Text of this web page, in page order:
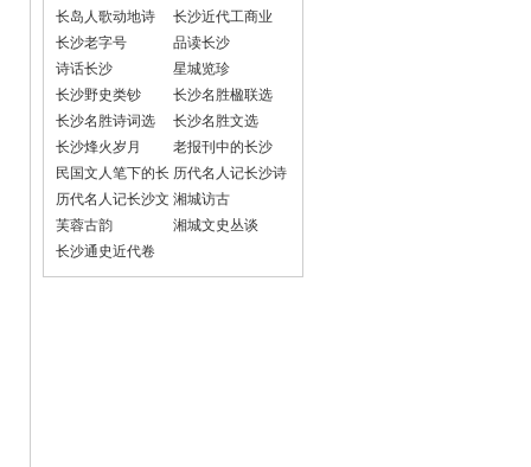
长岛人歌动地诗
长沙近代工商业
长沙老字号
品读长沙
诗话长沙
星城览珍
长沙野史类钞
长沙名胜楹联选
长沙名胜诗词选
长沙名胜文选
长沙烽火岁月
老报刊中的长沙
民国文人笔下的长
沙
历代名人记长沙诗
词选
历代名人记长沙文
选
湘城访古
芙蓉古韵
湘城文史丛谈
长沙通史近代卷